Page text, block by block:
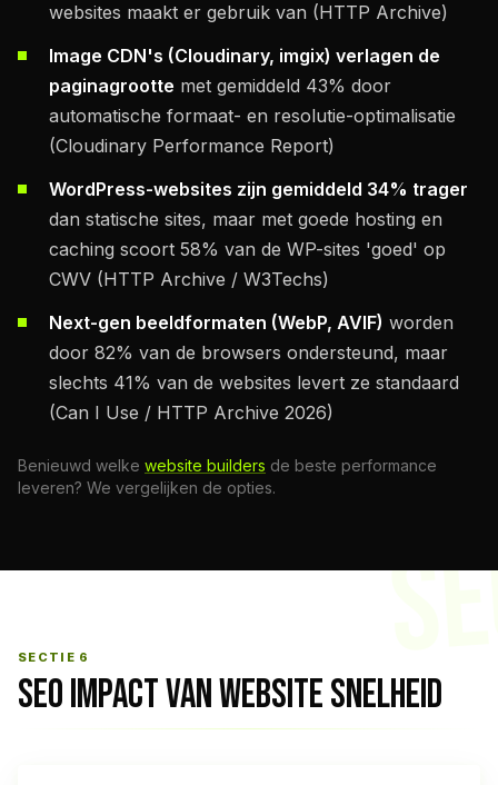
websites maakt er gebruik van (HTTP Archive)
Image CDN's (Cloudinary, imgix) verlagen de
paginagrootte met gemiddeld 43% door
automatische formaat- en resolutie-optimalisatie
(Cloudinary Performance Report)
WordPress-websites zijn gemiddeld 34% trager
dan statische sites, maar met goede hosting en
caching scoort 58% van de WP-sites 'goed' op
CWV (HTTP Archive / W3Techs)
Next-gen beeldformaten (WebP, AVIF) worden
door 82% van de browsers ondersteund, maar
slechts 41% van de websites levert ze standaard
(Can I Use / HTTP Archive 2026)
Benieuwd welke website builders de beste performance
leveren? We vergelijken de opties.
SECTIE 6
SEO IMPACT VAN WEBSITE SNELHEID